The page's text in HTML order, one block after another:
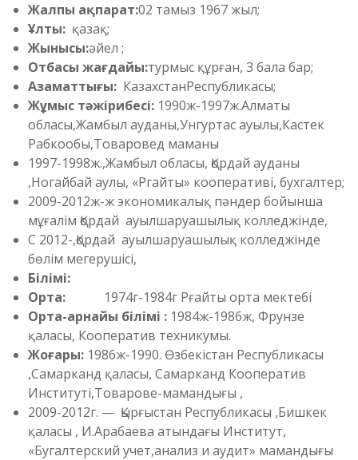
Жалпы ақпарат:02 тамыз 1967 жыл;
Ұлты: қазақ;
Жынысы:әйел ;
Отбасы жағдайы:турмыс құрған, 3 бала бар;
Азаматтығы: КазахстанРеспубликасы;
Жұмыс тәжірибесі: 1990ж-1997ж.Алматы
обласы,Жамбыл ауданы,Унгуртас ауылы,Кастек
Рабкообы,Товаровед маманы
1997-1998ж.,Жамбыл обласы, Қордай ауданы
,Ногайбай аулы, «Ргайты» кооперативі, бухгалтер;
2009-2012ж-ж экономикалық пәндер бойынша
мұғалім Қордай ауылшаруашылық колледжінде,
С 2012-,Қордай ауылшаруашылық колледжінде
бөлім мегерушісі,
Білімі:
Орта: 1974г-1984г Рғайты орта мектебі
Орта-арнайы білімі : 1984ж-1986ж, Фрунзе
қаласы, Кооператив техникумы.
Жоғары: 1986ж-1990. Өзбекістан Республикасы
,Самарканд қаласы, Самарканд Кооператив
Институті,Товарове-мамандығы ,
2009-2012г. — Қырғыстан Республикасы ,Бишкек
қаласы , И.Арабаева атындағы Институт,
«Бугалтерский учет,анализ и аудит» мамандығы